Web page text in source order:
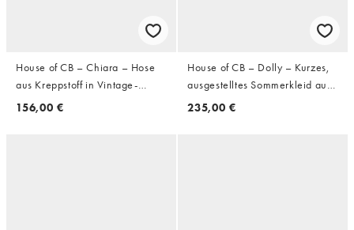
House of CB – Chiara – Hose
aus Kreppstoff in Vintage-
Elfenbeinweiß mit geradem
156,00 €
House of CB – Dolly – Kurzes,
ausgestelltes Sommerkleid aus
Baumwolle mit warmem
235,00 €